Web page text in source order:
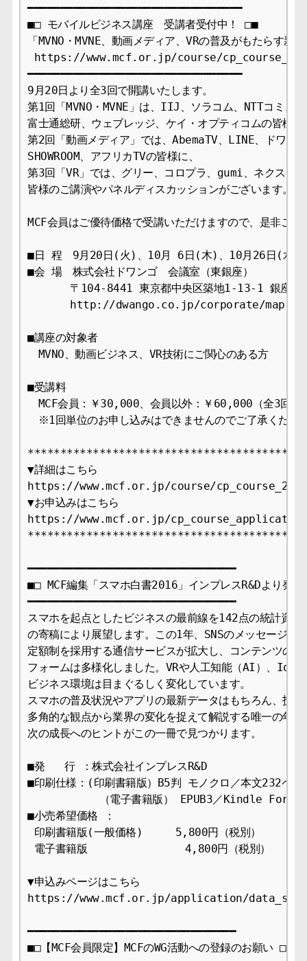
━━━━━━━━━━━━━━━━━━━━━━━━━━━━━━━━━
■□ モバイルビジネス講座　受講者受付中！ □■
「MVNO・MVNE、動画メディア、VRの普及がもたらす新
https://www.mcf.or.jp/course/
━━━━━━━━━━━━━━━━━━━━━━━━━━━━━━━━━
9月20日より全3回で開講いたします。
第1回「MVNO・MVNE」は、IIJ、ソラコム、NTTコミュ
富士通総研、ウェブレッジ、ケイ・オプティコムの皆様に
第2回「動画メディア」では、AbemaTV、LINE、ドワン
SHOWROOM、アフリカTVの皆様に、
第3回「VR」では、グリー、コロプラ、gumi、ネクスト
皆様のご講演やパネルディスカッションがございます。
MCF会員はご優待価格で受講いただけますので、是非ご受
■日 程　9月20日(火)、10月 6日(木)、10月26日(水)
■会 場　株式会社ドワンゴ　会議室（東銀座）
〒104-8441 東京都中央区築地1-13-1 銀座松竹
http://dwango.co.jp/corporate/
■講座の対象者
MVNO、動画ビジネス、VR技術にご関心のある方
■受講料
MCF会員：￥30,000、会員以外：￥60,000（全3回分
※1回単位のお申し込みはできませんのでご了承くださ
****************************************
▼詳細はこちら
https://www.mcf.or.jp/course/
▼お申込みはこちら
https://www.mcf.or.jp/cp_course_application
****************************************
━━━━━━━━━━━━━━━━━━━━━━━━━━━━━━━━
■□ MCF編集「スマホ白書2016」インプレスR&Dより発
━━━━━━━━━━━━━━━━━━━━━━━━━━━━━━━━
スマホを起点としたビジネスの最前線を142点の統計資料
の寄稿により展望します。この1年、SNSのメッセージン
定額制を採用する通信サービスが拡大し、コンテンツのプ
フォームは多様化しました。VRや人工知能（AI）、IoT
ビジネス環境は目まぐるしく変化しています。
スマホの普及状況やアプリの最新データはもちろん、技
多角的な観点から業界の変化を捉えて解説する唯一の年鑑
次の成長へのヒントがこの一冊で見つかります。
■発   行 ：株式会社インプレスR&D
■印刷仕様：(印刷書籍版）B5判 モノクロ／本文232ペー
（電子書籍版）
■小売希望価格 ：
印刷書籍版(一般価格)     5,800円（税別）
電子書籍版               4,800円（税別）
▼申込みページはこちら
https://www.mcf.or.jp/application/data_sale/
━━━━━━━━━━━━━━━━━━━━━━━━━━━━━━━━
■□【MCF会員限定】MCFのWG活動への登録のお願い □■